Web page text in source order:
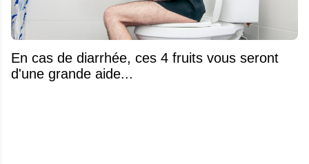
En cas de diarrhée, ces 4 fruits vous seront
d'une grande aide...